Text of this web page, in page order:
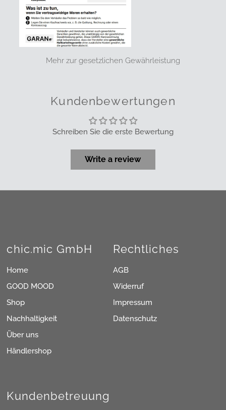
Mehr zur gesetzlichen Gewährleistung
Kundenbewertungen
Schreiben Sie die erste Bewertung
Write a review
chic.mic GmbH
Home
GOOD MOOD
Shop
Nachhaltigkeit
Über uns
Händlershop
Rechtliches
AGB
Widerruf
Impressum
Datenschutz
Kundenbetreuung